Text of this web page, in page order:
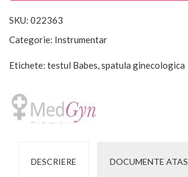
SKU: 022363
Categorie: Instrumentar
Etichete: testul Babes,spatula ginecologica
DESCRIERE DOCUMENTE